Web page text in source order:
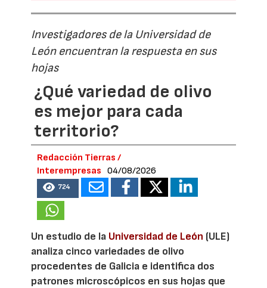
Investigadores de la Universidad de
León encuentran la respuesta en sus
hojas
¿Qué variedad de olivo
es mejor para cada
territorio?
Redacción Tierras /
Interempresas
04/08/2026
724
Un estudio de la Universidad de León (ULE)
analiza cinco variedades de olivo
procedentes de Galicia e identifica dos
patrones microscópicos en sus hojas que